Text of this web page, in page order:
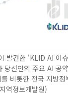
발간한 'KLID AI 이
당선인의 주요 AI 공
비롯한 전국 지방
역정보개발원)